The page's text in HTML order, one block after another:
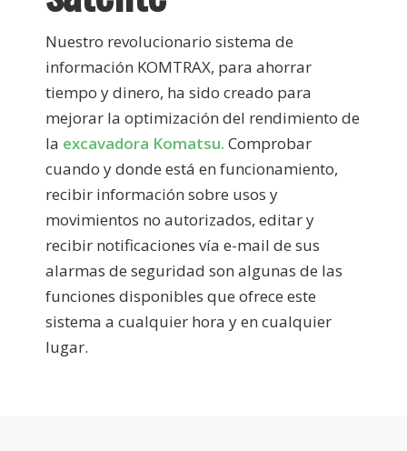
Nuestro revolucionario sistema de
información KOMTRAX, para ahorrar
tiempo y dinero, ha sido creado para
mejorar la optimización del rendimiento de
la excavadora Komatsu. Comprobar
cuando y donde está en funcionamiento,
recibir información sobre usos y
movimientos no autorizados, editar y
recibir notificaciones vía e-mail de sus
alarmas de seguridad son algunas de las
funciones disponibles que ofrece este
sistema a cualquier hora y en cualquier
lugar.